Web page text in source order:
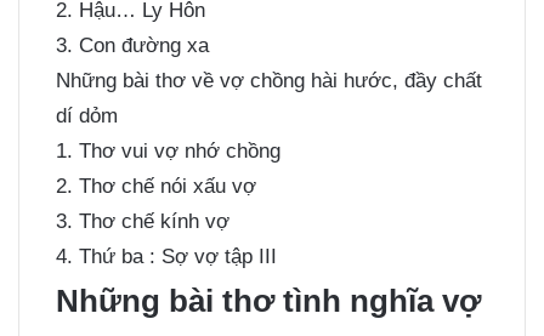
2. Hậu… Ly Hôn
3. Con đường xa
Những bài thơ về vợ chồng hài hước, đầy chất
dí dỏm
1. Thơ vui vợ nhớ chồng
2. Thơ chế nói xấu vợ
3. Thơ chế kính vợ
4. Thứ ba : Sợ vợ tập III
Những bài thơ tình nghĩa vợ